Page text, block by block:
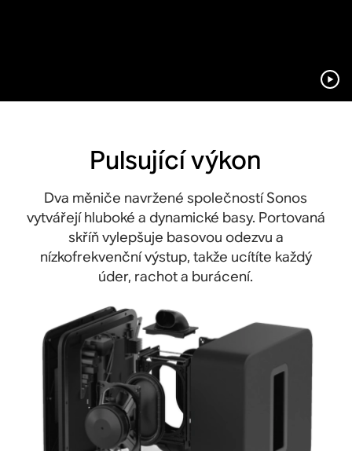
Pulsující výkon
Dva měniče navržené společností Sonos
vytvářejí hluboké a dynamické basy. Portovaná
skříň vylepšuje basovou odezvu a
nízkofrekvenční výstup, takže ucítíte každý
úder, rachot a burácení.